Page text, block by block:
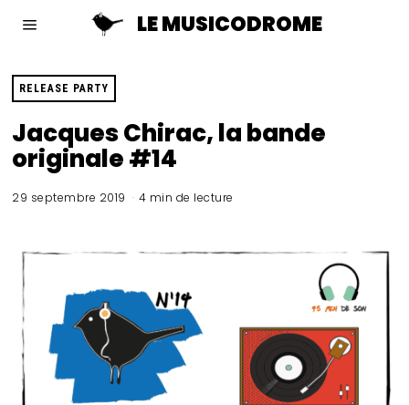
LE MUSICODROME
RELEASE PARTY
Jacques Chirac, la bande
originale #14
29 septembre 2019 4 min de lecture